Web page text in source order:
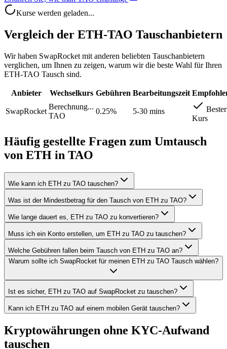
Kurse werden geladen...
Vergleich der ETH-TAO Tauschanbietern
Wir haben SwapRocket mit anderen beliebten Tauschanbietern
verglichen, um Ihnen zu zeigen, warum wir die beste Wahl für Ihren
ETH-TAO Tausch sind.
Anbieter Wechselkurs Gebühren Bearbeitungszeit
SwapRocket
Berechnung...
TAO
0.25% 5-30 mins
Bester
Kurs
Häufig gestellte Fragen zum Umtausch
von ETH in TAO
Wie kann ich ETH zu TAO tauschen?
Was ist der Mindestbetrag für den Tausch von ETH zu TAO?
Wie lange dauert es, ETH zu TAO zu konvertieren?
Muss ich ein Konto erstellen, um ETH zu TAO zu tauschen?
Welche Gebühren fallen beim Tausch von ETH zu TAO an?
Warum sollte ich SwapRocket für meinen ETH zu TAO Tausch wählen?
Ist es sicher, ETH zu TAO auf SwapRocket zu tauschen?
Kann ich ETH zu TAO auf einem mobilen Gerät tauschen?
Kryptowährungen ohne KYC-Aufwand
tauschen